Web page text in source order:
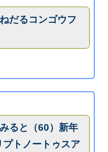
だるコンゴウフ
ると（60）新年
トノートゥスア